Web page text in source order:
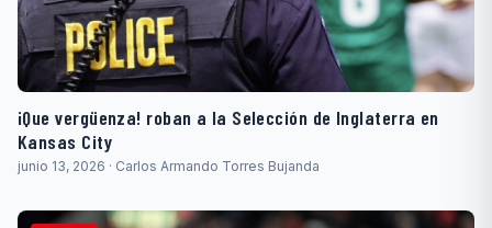
¡Que vergüenza! roban a la Selección de Inglaterra en
Kansas City
junio 13, 2026 · Carlos Armando Torres Bujanda